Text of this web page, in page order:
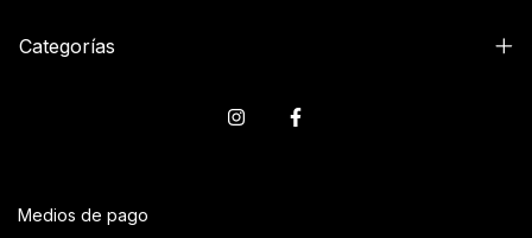
Categorías
Medios de pago